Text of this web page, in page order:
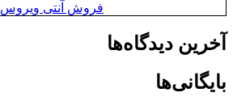
فروش آنتی ویروس
آخرین دیدگاه‌ها
بایگانی‌ها